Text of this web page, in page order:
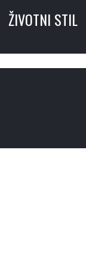
ŽIVOTNI STIL